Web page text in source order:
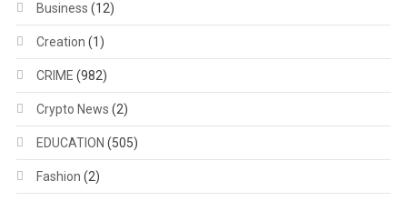
Business (12)
Creation (1)
CRIME (982)
Crypto News (2)
EDUCATION (505)
Fashion (2)